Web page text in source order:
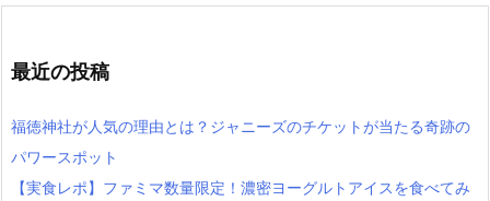
最近の投稿
福徳神社が人気の理由とは？ジャニーズのチケットが当たる奇跡の
パワースポット
【実食レポ】ファミマ数量限定！濃密ヨーグルトアイスを食べてみ